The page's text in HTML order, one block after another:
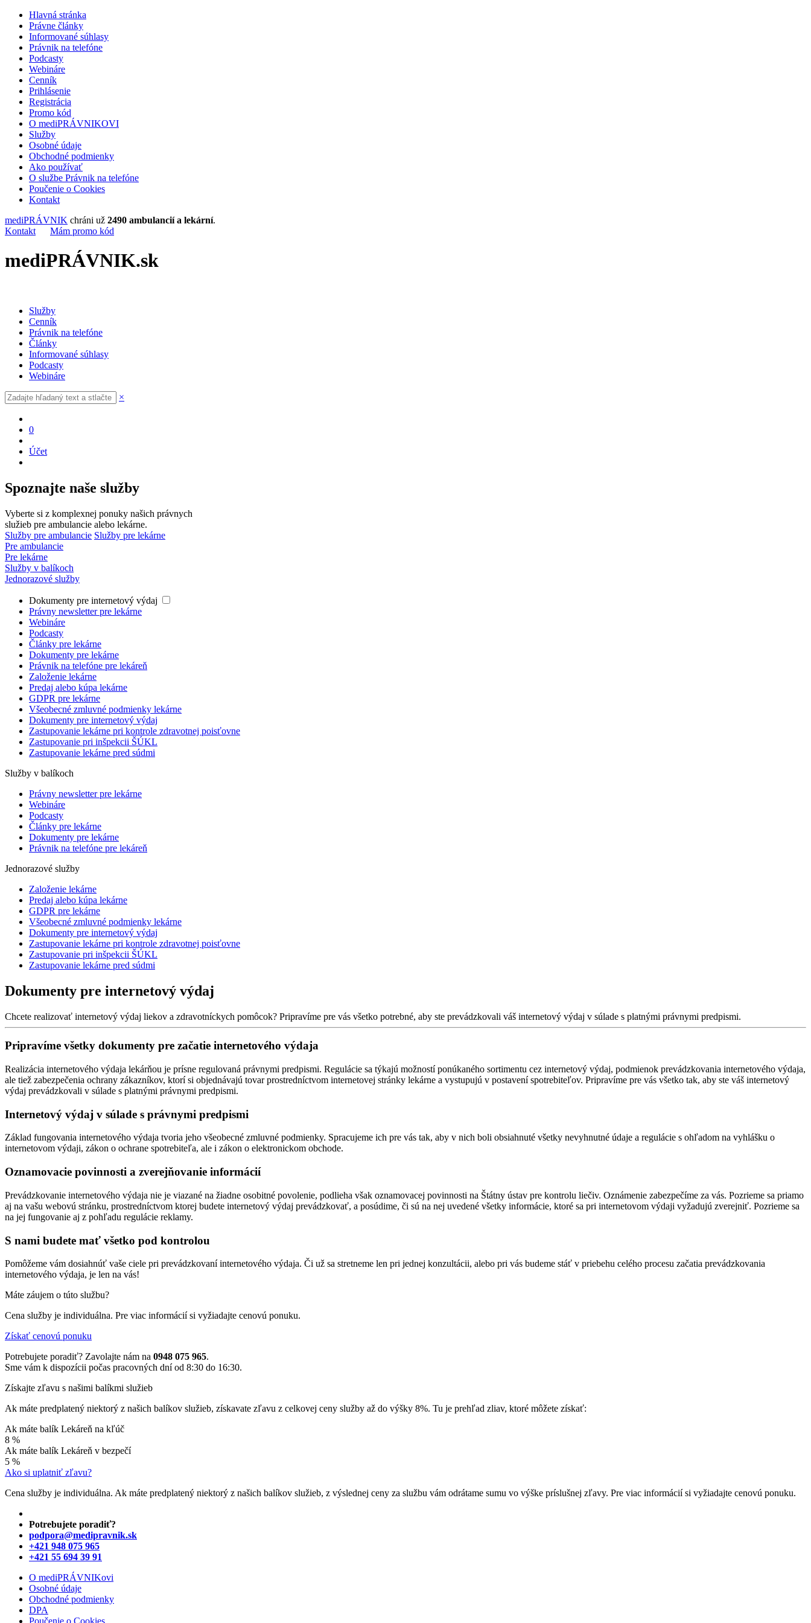
Hlavná stránka
Právne články
Informované súhlasy
Právnik na telefóne
Podcasty
Webináre
Cenník
Prihlásenie
Registrácia
Promo kód
O mediPRÁVNIKOVI
Služby
Osobné údaje
Obchodné podmienky
Ako používať
O službe Právnik na telefóne
Poučenie o Cookies
Kontakt
mediPRÁVNIK chráni už 2490 ambulancií a lekární.
Kontakt
Mám promo kód
mediPRÁVNIK.sk
Služby
Cenník
Právnik na telefóne
Články
Informované súhlasy
Podcasty
Webináre
×
0
Účet
Spoznajte naše služby
Vyberte si z komplexnej ponuky našich právnych
služieb pre ambulancie alebo lekárne.
Služby pre ambulancie Služby pre lekárne
Pre ambulancie
Pre lekárne
Služby v balíkoch
Jednorazové služby
Dokumenty pre internetový výdaj
Právny newsletter pre lekárne
Webináre
Podcasty
Články pre lekárne
Dokumenty pre lekárne
Právnik na telefóne pre lekáreň
Založenie lekárne
Predaj alebo kúpa lekárne
GDPR pre lekárne
Všeobecné zmluvné podmienky lekárne
Dokumenty pre internetový výdaj
Zastupovanie lekárne pri kontrole zdravotnej poisťovne
Zastupovanie pri inšpekcii ŠÚKL
Zastupovanie lekárne pred súdmi
Služby v balíkoch
Právny newsletter pre lekárne
Webináre
Podcasty
Články pre lekárne
Dokumenty pre lekárne
Právnik na telefóne pre lekáreň
Jednorazové služby
Založenie lekárne
Predaj alebo kúpa lekárne
GDPR pre lekárne
Všeobecné zmluvné podmienky lekárne
Dokumenty pre internetový výdaj
Zastupovanie lekárne pri kontrole zdravotnej poisťovne
Zastupovanie pri inšpekcii ŠÚKL
Zastupovanie lekárne pred súdmi
Dokumenty pre internetový výdaj
Chcete realizovať internetový výdaj liekov a zdravotníckych pomôcok? Pripravíme pre vás všetko potrebné, aby ste prevádzkovali váš internetový výdaj v súlade s platnými právnymi predpismi.
Pripravíme všetky dokumenty pre začatie internetového výdaja
Realizácia internetového výdaja lekárňou je prísne regulovaná právnymi predpismi. Regulácie sa týkajú možností ponúkaného sortimentu cez internetový výdaj, podmienok prevádzkovania internetového výdaja,
ale tiež zabezpečenia ochrany zákazníkov, ktorí si objednávajú tovar prostredníctvom internetovej stránky lekárne a vystupujú v postavení spotrebiteľov. Pripravíme pre vás všetko tak, aby ste váš internetový
výdaj prevádzkovali v súlade s platnými právnymi predpismi.
Internetový výdaj v súlade s právnymi predpismi
Základ fungovania internetového výdaja tvoria jeho všeobecné zmluvné podmienky. Spracujeme ich pre vás tak, aby v nich boli obsiahnuté všetky nevyhnutné údaje a regulácie s ohľadom na vyhlášku o
internetovom výdaji, zákon o ochrane spotrebiteľa, ale i zákon o elektronickom obchode.
Oznamovacie povinnosti a zverejňovanie informácií
Prevádzkovanie internetového výdaja nie je viazané na žiadne osobitné povolenie, podlieha však oznamovacej povinnosti na Štátny ústav pre kontrolu liečiv. Oznámenie zabezpečíme za vás. Pozrieme sa priamo
aj na vašu webovú stránku, prostredníctvom ktorej budete internetový výdaj prevádzkovať, a posúdime, či sú na nej uvedené všetky informácie, ktoré sa pri internetovom výdaji vyžadujú zverejniť. Pozrieme sa
na jej fungovanie aj z pohľadu regulácie reklamy.
S nami budete mať všetko pod kontrolou
Pomôžeme vám dosiahnúť vaše ciele pri prevádzkovaní internetového výdaja. Či už sa stretneme len pri jednej konzultácii, alebo pri vás budeme stáť v priebehu celého procesu začatia prevádzkovania
internetového výdaja, je len na vás!
Máte záujem o túto službu?
Cena služby je individuálna. Pre viac informácií si vyžiadajte cenovú ponuku.
Získať cenovú ponuku
Potrebujete poradiť? Zavolajte nám na 0948 075 965.
Sme vám k dispozícii počas pracovných dní od 8:30 do 16:30.
Získajte zľavu s našimi balíkmi služieb
Ak máte predplatený niektorý z našich balíkov služieb, získavate zľavu z celkovej ceny služby až do výšky 8%. Tu je prehľad zliav, ktoré môžete získať:
Ak máte balík Lekáreň na kľúč
8 %
Ak máte balík Lekáreň v bezpečí
5 %
Ako si uplatniť zľavu?
Cena služby je individuálna. Ak máte predplatený niektorý z našich balíkov služieb, z výslednej ceny za službu vám odrátame sumu vo výške príslušnej zľavy. Pre viac informácií si vyžiadajte cenovú ponuku.
Potrebujete poradiť?
podpora@medipravnik.sk
+421 948 075 965
+421 55 694 39 91
O mediPRÁVNIKovi
Osobné údaje
Obchodné podmienky
DPA